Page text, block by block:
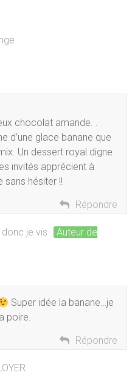
chocolat amande. .
d’une glace banane que
Un dessert royal digne
invités apprécient à
sans hésiter !!
Répondre
je vis
Auteur de
Super idée la banane…je
poire.
Répondre